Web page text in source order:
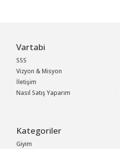
Vartabi
SSS
Vizyon & Misyon
İletişim
Nasıl Satış Yaparım
Kategoriler
Giyim